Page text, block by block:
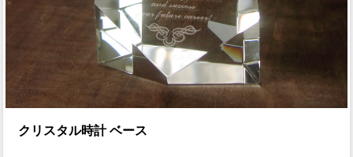
クリスタル時計 ベース